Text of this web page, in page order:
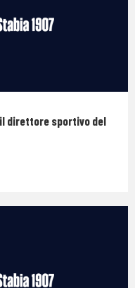
direttore sportivo del